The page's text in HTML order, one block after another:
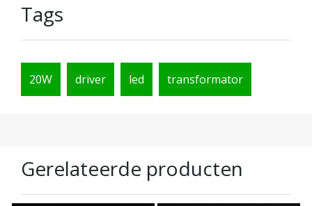
Tags
20W driver led transformator
Gerelateerde producten